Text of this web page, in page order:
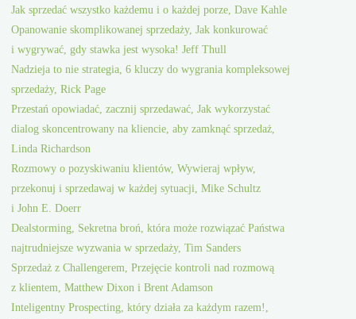
Jak sprzedać wszystko każdemu i o każdej porze, Dave Kahle
Opanowanie skomplikowanej sprzedaży, Jak konkurować
i wygrywać, gdy stawka jest wysoka! Jeff Thull
Nadzieja to nie strategia, 6 kluczy do wygrania kompleksowej
sprzedaży, Rick Page
Przestań opowiadać, zacznij sprzedawać, Jak wykorzystać
dialog skoncentrowany na kliencie, aby zamknąć sprzedaż,
Linda Richardson
Rozmowy o pozyskiwaniu klientów, Wywieraj wpływ,
przekonuj i sprzedawaj w każdej sytuacji, Mike Schultz
i John E. Doerr
Dealstorming, Sekretna broń, która może rozwiązać Państwa
najtrudniejsze wyzwania w sprzedaży, Tim Sanders
Sprzedaż z Challengerem, Przejęcie kontroli nad rozmową
z klientem, Matthew Dixon i Brent Adamson
Inteligentny Prospecting, który działa za każdym razem!,